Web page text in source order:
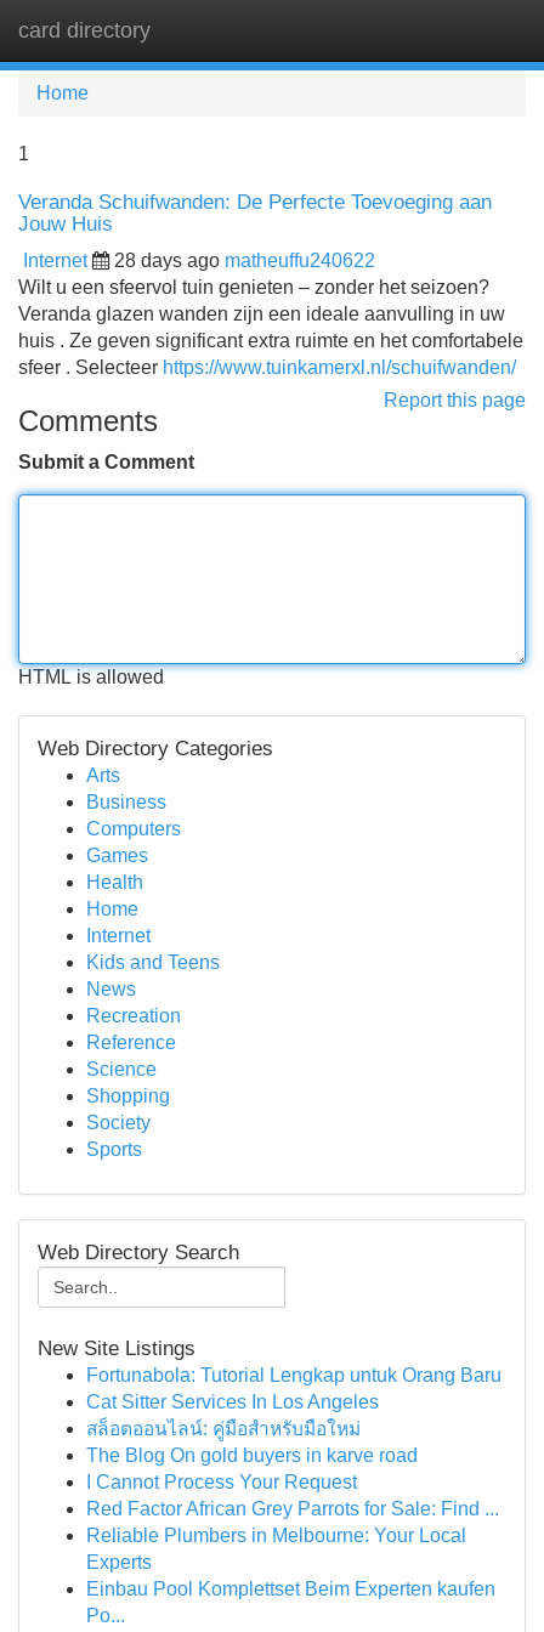
card directory
Home
1
Veranda Schuifwanden: De Perfecte Toevoeging aan
Jouw Huis
Internet 28 days ago matheuffu240622
Wilt u een sfeervol tuin genieten – zonder het seizoen?
Veranda glazen wanden zijn een ideale aanvulling in uw
huis . Ze geven significant extra ruimte en het comfortabele
sfeer . Selecteer https://www.tuinkamerxl.nl/schuifwanden/
Report this page
Comments
Submit a Comment
HTML is allowed
Web Directory Categories
Arts
Business
Computers
Games
Health
Home
Internet
Kids and Teens
News
Recreation
Reference
Science
Shopping
Society
Sports
Web Directory Search
New Site Listings
Fortunabola: Tutorial Lengkap untuk Orang Baru
Cat Sitter Services In Los Angeles
สล็อตออนไลน์: คู่มือสำหรับมือใหม่
The Blog On gold buyers in karve road
I Cannot Process Your Request
Red Factor African Grey Parrots for Sale: Find ...
Reliable Plumbers in Melbourne: Your Local
Experts
Einbau Pool Komplettset Beim Experten kaufen
Po...